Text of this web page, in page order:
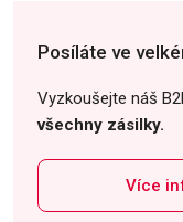
Posíláte ve
Vyzkoušejte náš
všechny zásilky.
Více